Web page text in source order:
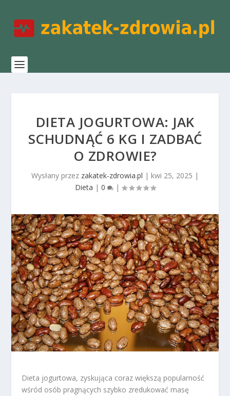
DIETA JOGURTOWA: JAK
SCHUDNĄĆ 6 KG I ZADBAĆ
O ZDROWIE?
Wysłany przez zakatek-zdrowia.pl | kwi 25, 2025 |
Dieta | 0 |
Dieta jogurtowa, zyskująca coraz większą popularność
wśród osób pragnących szybko zredukować masę